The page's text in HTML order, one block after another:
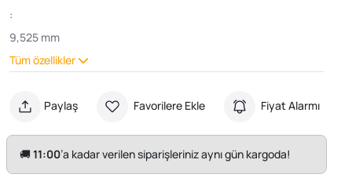
:
9,525 mm
Tüm özellikler
Paylaş Favorilere Ekle Fiyat Alarmı
🚚11:00’a kadar verilen siparişleriniz aynı gün kargoda!